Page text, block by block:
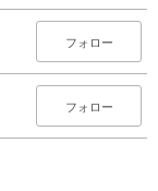
フォロー
フォロー